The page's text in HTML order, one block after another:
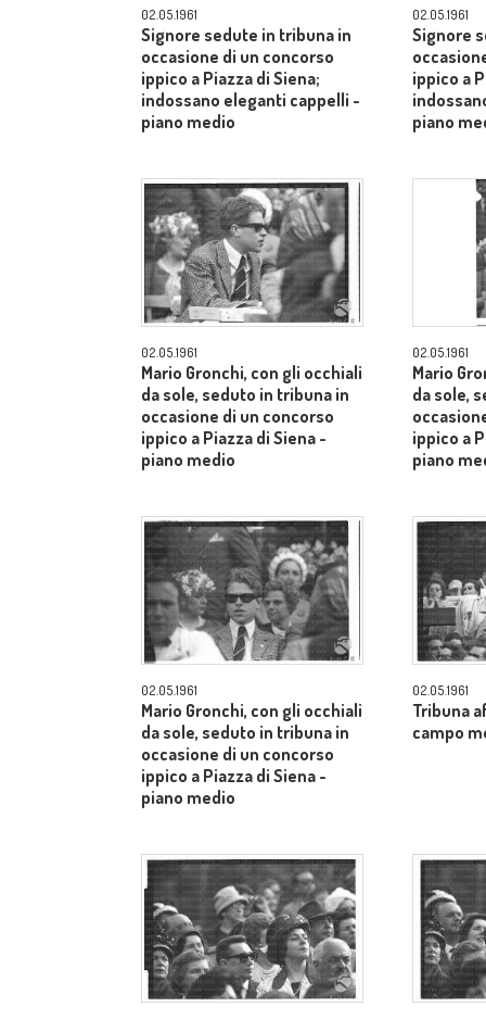
02.05.1961
Signore sedute in tribuna in
occasione di un concorso
ippico a Piazza di Siena;
indossano eleganti cappelli -
piano medio
02.05.1961
Signore
ippico a
piano
02.05.1961
Mario Gronchi, con gli occhiali
da sole, seduto in tribuna in
occasione di un concorso
ippico a Piazza di Siena -
piano medio
02.05.1961
Mario
da sole,
ippico a
piano
02.05.1961
Mario Gronchi, con gli occhiali
da sole, seduto in tribuna in
occasione di un concorso
ippico a Piazza di Siena -
piano medio
02.05.1961
Tribuna
campo